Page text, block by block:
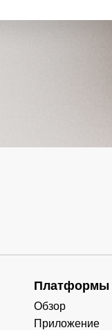
Платформы
Обзор
Приложение